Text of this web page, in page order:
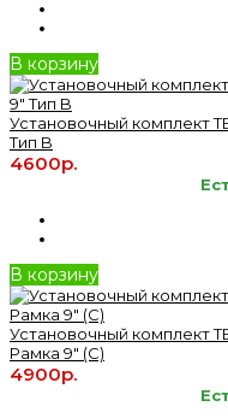
В корзину
Установочный комплект
Тип B
4600р.
В корзину
Установочный комплект
Рамка 9" (C)
4900р.